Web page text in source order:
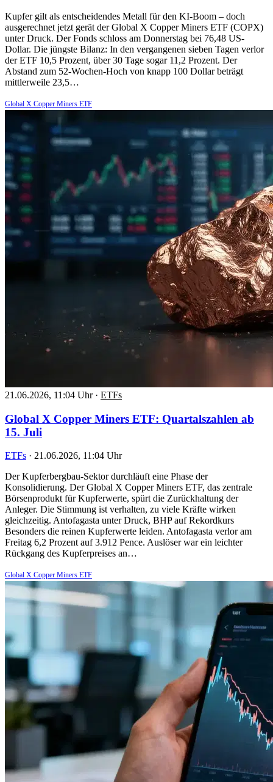
Kupfer gilt als entscheidendes Metall für den KI-Boom – doch
ausgerechnet jetzt gerät der Global X Copper Miners ETF (COPX)
unter Druck. Der Fonds schloss am Donnerstag bei 76,48 US-
Dollar. Die jüngste Bilanz: In den vergangenen sieben Tagen verlor
der ETF 10,5 Prozent, über 30 Tage sogar 11,2 Prozent. Der
Abstand zum 52-Wochen-Hoch von knapp 100 Dollar beträgt
mittlerweile 23,5…
Global X Copper Miners ETF
21.06.2026, 11:04 Uhr · ETFs
Global X Copper Miners ETF: Quartalszahlen ab
15. Juli
ETFs · 21.06.2026, 11:04 Uhr
Der Kupferbergbau-Sektor durchläuft eine Phase der
Konsolidierung. Der Global X Copper Miners ETF, das zentrale
Börsenprodukt für Kupferwerte, spürt die Zurückhaltung der
Anleger. Die Stimmung ist verhalten, zu viele Kräfte wirken
gleichzeitig. Antofagasta unter Druck, BHP auf Rekordkurs
Besonders die reinen Kupferwerte leiden. Antofagasta verlor am
Freitag 6,2 Prozent auf 3.912 Pence. Auslöser war ein leichter
Rückgang des Kupferpreises an…
Global X Copper Miners ETF